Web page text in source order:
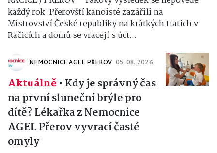
každý rok. Přerovští kanoisté zazářili na
Mistrovství České republiky na krátkých tratích v
Račicích a domů se vracejí s úct...
NEMOCNICE AGEL PŘEROV 05. 08. 2026
Aktuálně • Kdy je správný čas
na první sluneční brýle pro
dítě? Lékařka z Nemocnice
AGEL Přerov vyvrací časté
omyly